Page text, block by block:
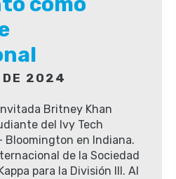
DE 2024
Britney Khan
del Ivy Tech
Bloomington en Indiana.
de la Sociedad
para la División III. Al